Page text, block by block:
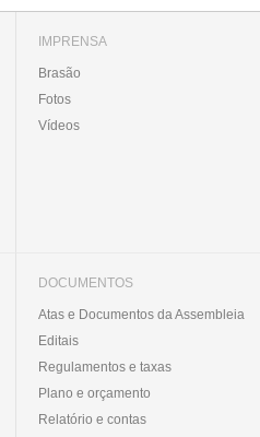
IMPRENSA
Brasão
Fotos
Vídeos
DOCUMENTOS
Atas e Documentos da Assembleia
Editais
Regulamentos e taxas
Plano e orçamento
Relatório e contas